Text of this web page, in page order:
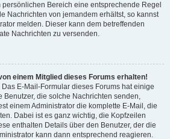
Bereich eine entsprechende Regel
Nachrichten von jemandem erhältst, so kannst
melden. Dieser kann dem betreffenden
Nachrichten zu versenden.
einem Mitglied dieses Forums erhalten!
E-Mail-Formular dieses Forums hat einige
Benutzer, die solche Nachrichten senden,
einem Administrator die komplette E-Mail, die
Dabei ist es ganz wichtig, die Kopfzeilen
enthalten Details über den Benutzer, der die
kann dann entsprechend reagieren.